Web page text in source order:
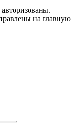
на главную